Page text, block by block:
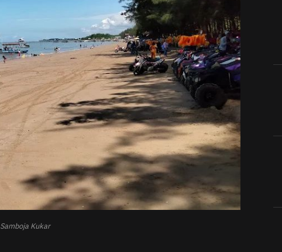
Kukar